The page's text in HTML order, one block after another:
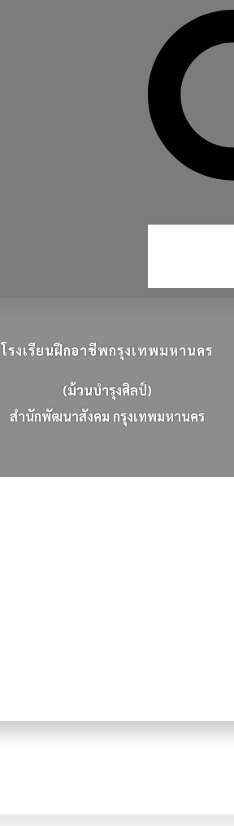
โรงเรียนฝึกอาชีพกรุงเทพมหานคร
(ม้วนบำรุงศิลป์)
สนกพฒนาสงคม กรงเทพมหานคร